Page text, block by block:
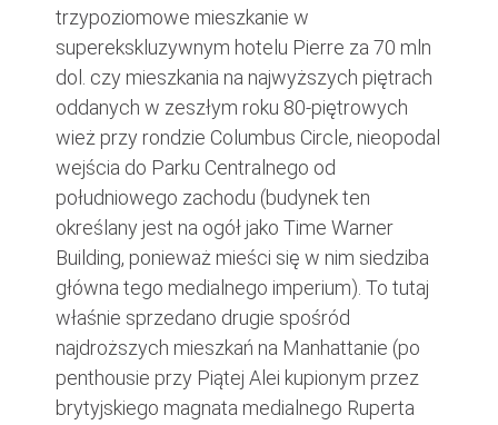
trzypoziomowe mieszkanie w
superekskluzywnym hotelu Pierre za 70 mln
dol. czy mieszkania na najwyższych piętrach
oddanych w zeszłym roku 80-piętrowych
wież przy rondzie Columbus Circle, nieopodal
wejścia do Parku Centralnego od
południowego zachodu (budynek ten
określany jest na ogół jako Time Warner
Building, ponieważ mieści się w nim siedziba
główna tego medialnego imperium). To tutaj
właśnie sprzedano drugie spośród
najdroższych mieszkań na Manhattanie (po
penthousie przy Piątej Alei kupionym przez
brytyjskiego magnata medialnego Ruperta